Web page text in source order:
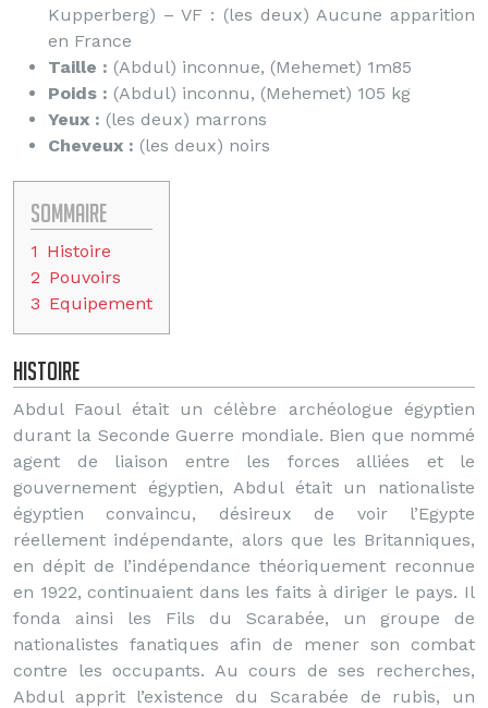
Kupperberg) – VF : (les deux) Aucune apparition
en France
Taille : (Abdul) inconnue, (Mehemet) 1m85
Poids : (Abdul) inconnu, (Mehemet) 105 kg
Yeux : (les deux) marrons
Cheveux : (les deux) noirs
Sommaire
1 Histoire
2 Pouvoirs
3 Equipement
Histoire
Abdul Faoul était un célèbre archéologue égyptien
durant la Seconde Guerre mondiale. Bien que nommé
agent de liaison entre les forces alliées et le
gouvernement égyptien, Abdul était un nationaliste
égyptien convaincu, désireux de voir l’Egypte
réellement indépendante, alors que les Britanniques,
en dépit de l’indépendance théoriquement reconnue
en 1922, continuaient dans les faits à diriger le pays. Il
fonda ainsi les Fils du Scarabée, un groupe de
nationalistes fanatiques afin de mener son combat
contre les occupants. Au cours de ses recherches,
Abdul apprit l’existence du Scarabée de rubis, un